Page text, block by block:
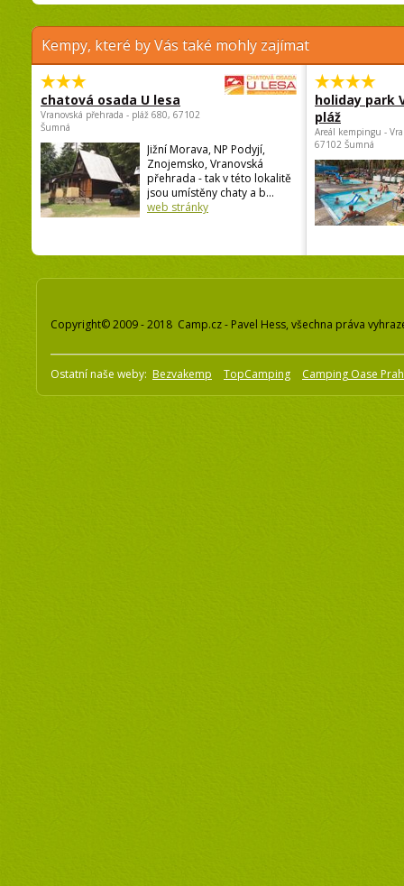
Kempy, které by Vás také mohly zajímat
chatová osada U lesa
Vranovská přehrada - pláž 680, 67102
Šumná
Jižní Morava, NP Podyjí,
Znojemsko, Vranovská
přehrada - tak v této lokalitě
jsou umístěny chaty a b...
web stránky
holiday park
pláž
Areál kempingu -
67102 Šumná
Copyright© 2009 - 2018 Camp.cz - Pavel Hess, všechna práva
Ostatní naše weby: Bezvakemp TopCamping Camping Oase